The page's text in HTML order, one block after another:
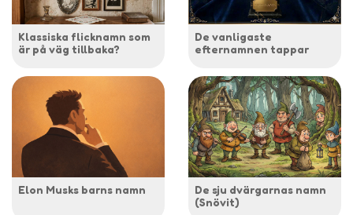
Klassiska flicknamn som
är på väg tillbaka?
De vanligaste
efternamnen tappar
Elon Musks barns namn
De sju dvärgarnas namn
(Snövit)